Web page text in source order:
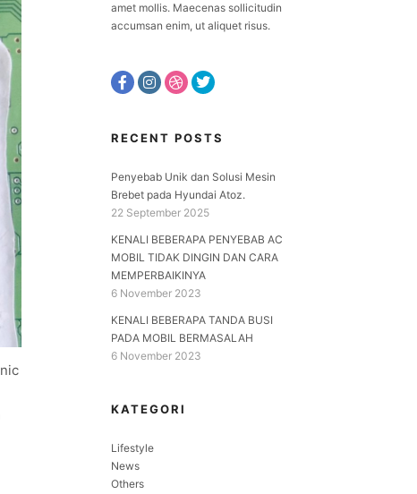
amet mollis. Maecenas sollicitudin
accumsan enim, ut aliquet risus.
RECENT POSTS
Penyebab Unik dan Solusi Mesin
Brebet pada Hyundai Atoz.
22 September 2025
KENALI BEBERAPA PENYEBAB AC
MOBIL TIDAK DINGIN DAN CARA
MEMPERBAIKINYA
6 November 2023
KENALI BEBERAPA TANDA BUSI
PADA MOBIL BERMASALAH
6 November 2023
KATEGORI
Lifestyle
News
Others